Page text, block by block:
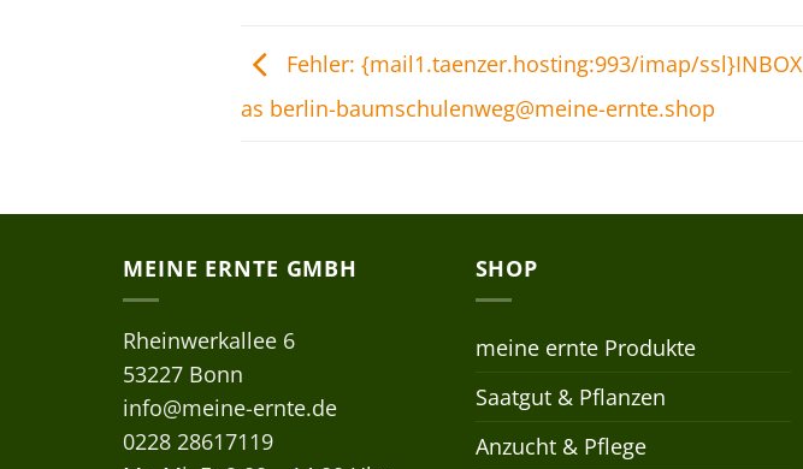
Fehler: {mail1.taenzer.hosting:993/imap/ssl}INBOX
as berlin-baumschulenweg@meine-ernte.shop
MEINE ERNTE GMBH
Rheinwerkallee 6
53227 Bonn
info@meine-ernte.de
0228 28617119
SHOP
meine ernte Produkte
Saatgut & Pflanzen
Anzucht & Pflege